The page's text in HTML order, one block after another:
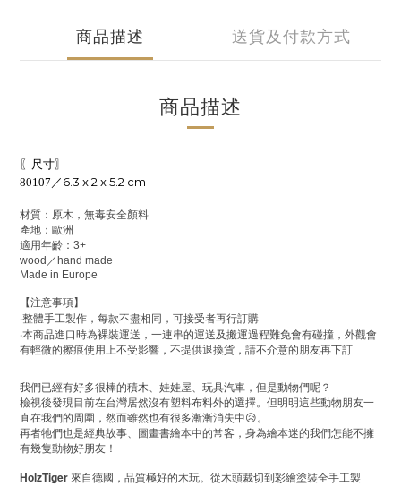
商品描述 送貨及付款方式
商品描述
〖尺寸〗
80107／ 6.3 x 2 x 5.2 cm
材質：原木，無毒安全顏料
產地：歐洲
適用年齡： 3+
wood ／ hand made
Made in Europe
【注意事項】
‧整體手工製作，每款不盡相同，可接受者再行訂購
‧本商品進口時為裸裝運送，一連串的運送及搬運過程難免會有碰撞，外觀會
有輕微的擦痕使用上不受影響，不提供退換貨，請不介意的朋友再下訂
我們已經有好多很棒的積木、娃娃屋、玩具汽車，但是動物們呢？
檢視後發現目前在台灣居然沒有塑料布料外的選擇。但明明這些動物朋友一
直在我們的周圍，然而雖然也有很多漸漸消失中😥。
再者牠們也是經典故事、圖畫書繪本中的常客，身為繪本迷的我們怎能不擁
有幾隻動物好朋友！
HolzTiger 來自德國，品質極好的木玩。從木頭裁切到彩繪塗裝全手工製